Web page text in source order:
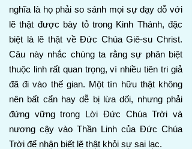
nghĩa là họ phải so sánh mọi sự dạy dỗ với
lẽ thật được bày tỏ trong Kinh Thánh, đặc
biệt là lẽ thật về Đức Chúa Giê-su Christ.
Câu này nhắc chúng ta rằng sự phân biệt
thuộc linh rất quan trọng, vì nhiều tiên tri giả
đã đi vào thế gian. Một tín hữu thật không
nên bất cẩn hay dễ bị lừa dối, nhưng phải
đứng vững trong Lời Đức Chúa Trời và
nương cậy vào Thần Linh của Đức Chúa
Trời để nhận biết lẽ thật khỏi sự sai lạc.